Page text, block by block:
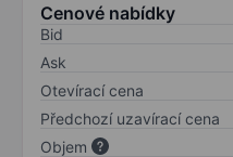
Cenové nabídky
Bid
Ask
Otevírací cena
Předchozí uzavírací cena
Objem